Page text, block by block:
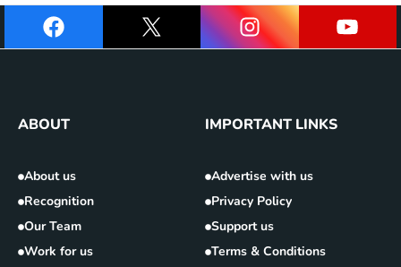
ABOUT
About us
Recognition
Our Team
Work for us
IMPORTANT LINKS
Advertise with us
Privacy Policy
Support us
Terms & Conditions